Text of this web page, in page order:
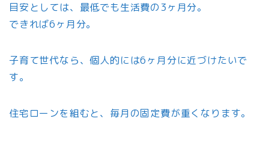
目安としては、最低でも生活費の3ヶ月分。
できれば6ヶ月分。
子育て世代なら、個人的には6ヶ月分に近づけたいで
す。
住宅ローンを組むと、毎月の固定費が重くなります。